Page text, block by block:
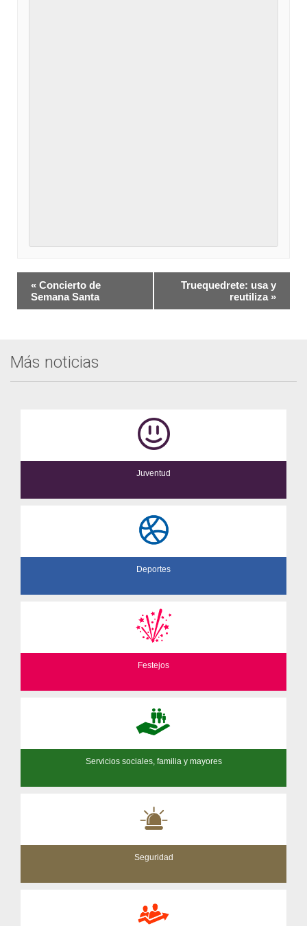
Navegación
del
« Concierto de
Semana Santa
Truequedrete: usa y
reutiliza »
Más noticias
Juventud
Deportes
Festejos
Servicios sociales, familia y mayores
Seguridad